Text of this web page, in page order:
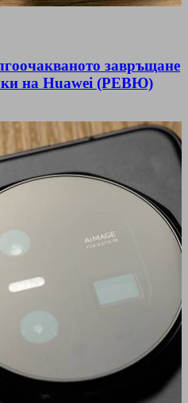
завръщане
на Huawei (РЕВЮ)